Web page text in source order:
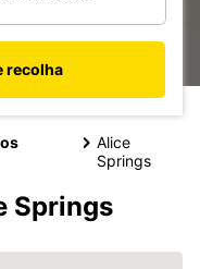
recolha
Alice
Springs
Springs